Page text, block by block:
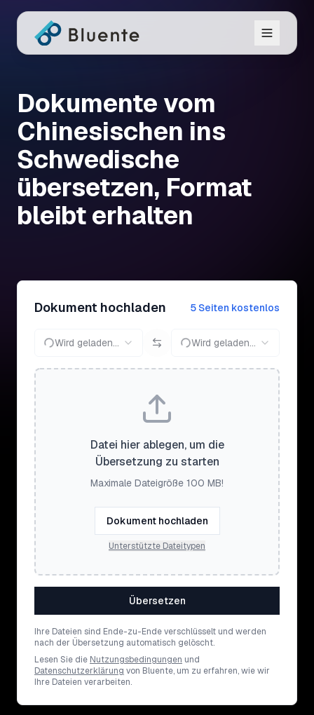
Dokumente vom
Chinesischen ins
Schwedische
übersetzen, Format
bleibt erhalten
Dokument hochladen 5 Seiten kostenlos
Wird geladen... Wird geladen...
Datei hier ablegen, um die
Übersetzung zu starten
Maximale Dateigröße 100 MB!
Dokument hochladen
Unterstützte Dateitypen
Übersetzen
Ihre Dateien sind Ende-zu-Ende verschlüsselt und werden
nach der Übersetzung automatisch gelöscht.
Lesen Sie die Nutzungsbedingungen und
Datenschutzerklärung von Bluente, um zu erfahren, wie wir
Ihre Dateien verarbeiten.